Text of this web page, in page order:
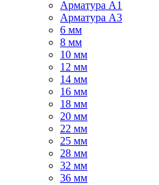
Арматура А1
Арматура А3
6 мм
8 мм
10 мм
12 мм
14 мм
16 мм
18 мм
20 мм
22 мм
25 мм
28 мм
32 мм
36 мм